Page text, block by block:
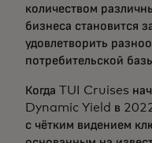
количеством
бизнеса становится
удовлетворить
потребительской
Когда TUI Cruises
Dynamic Yield в
с чётким видением